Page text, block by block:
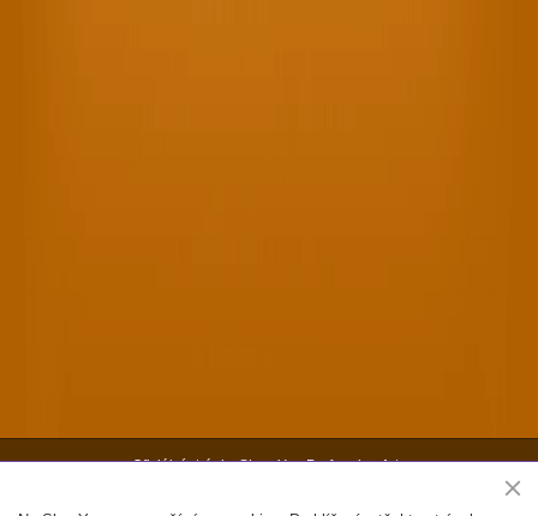
Oficiální stránky Shen Yun Performing Arts